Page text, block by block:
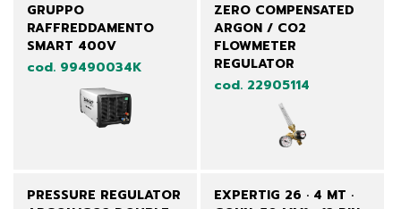
GRUPPO
RAFFREDDAMENTO
SMART 400V
cod. 99490034K
ZERO COMPENSATED
ARGON / CO2
FLOWMETER
REGULATOR
cod. 22905114
PRESSURE REGULATOR
EXPERTIG 26 · 4 MT ·